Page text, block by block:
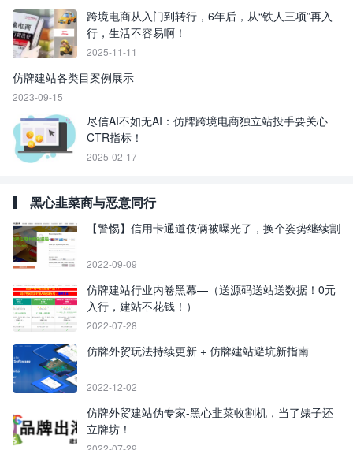
跨境电商从入门到转行，6年后，从“铁人三项”再入
行，生活不容易啊！
2025-11-11
仿牌建站各类目案例展示
2023-09-15
尽信AI不如无AI：仿牌跨境电商独立站投手要关心
CTR指标！
2025-02-17
黑心韭菜商与恶意同行
【警惕】信用卡通道伎俩被曝光了，换个姿势继续割
2022-09-09
仿牌建站行业内卷黑幕—（送源码送站送数据！0元
入行，建站不花钱！）
2022-07-28
仿牌外贸玩法持续更新 + 仿牌建站避坑新指南
2022-12-02
仿牌外贸建站伪专家-黑心韭菜收割机，当了婊子还
立牌坊！